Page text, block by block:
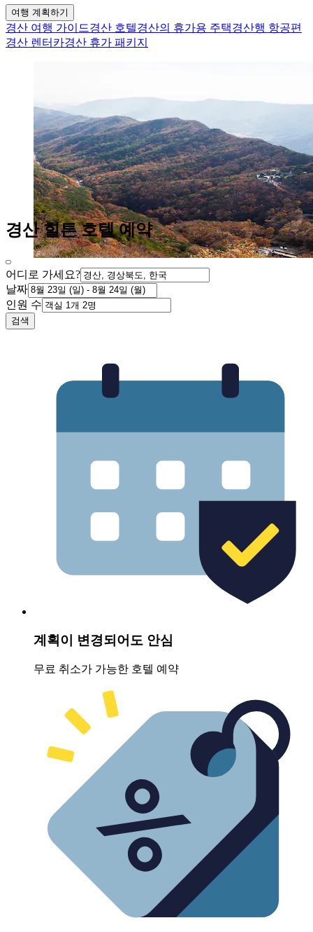
여행 계획하기
경산 여행 가이드경산 호텔경산의 휴가용 주택경산행 항공편
경산 렌터카경산 휴가 패키지
경산 힐튼 호텔 예약
어디로 가세요?
날짜
인원 수
검색
계획이 변경되어도 안심
무료 취소가 가능한 호텔 예약